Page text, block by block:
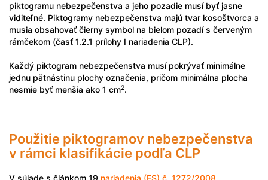
piktogramu nebezpečenstva a jeho pozadie musí byť jasne
viditeľné. Piktogramy nebezpečenstva majú tvar kosoštvorca a
musia obsahovať čierny symbol na bielom pozadí s červeným
rámčekom (časť 1.2.1 prílohy I nariadenia CLP).
Každý piktogram nebezpečenstva musí pokrývať minimálne
jednu pätnástinu plochy označenia, pričom minimálna plocha
nesmie byť menšia ako 1 cm2.
Použitie piktogramov nebezpečenstva
v rámci klasifikácie podľa CLP
V súlade s článkom 19 nariadenia (ES) č. 1272/2008